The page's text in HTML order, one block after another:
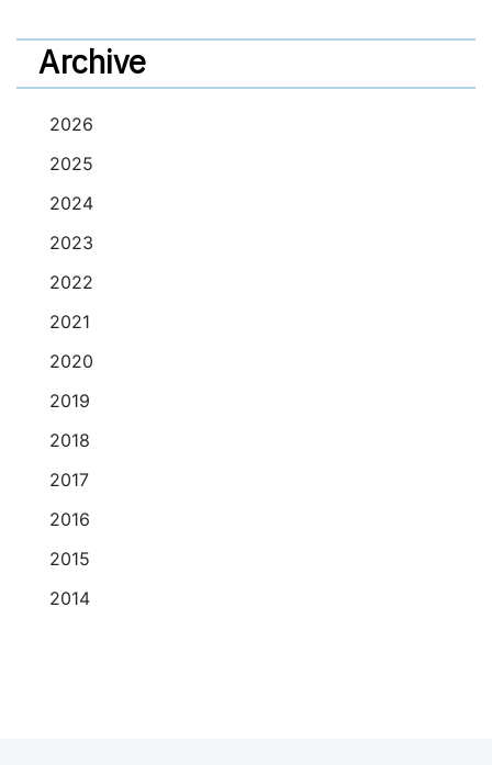
投稿ナビゲーション
Archive
2026
2025
2024
2023
2022
2021
2020
2019
2018
2017
2016
2015
2014